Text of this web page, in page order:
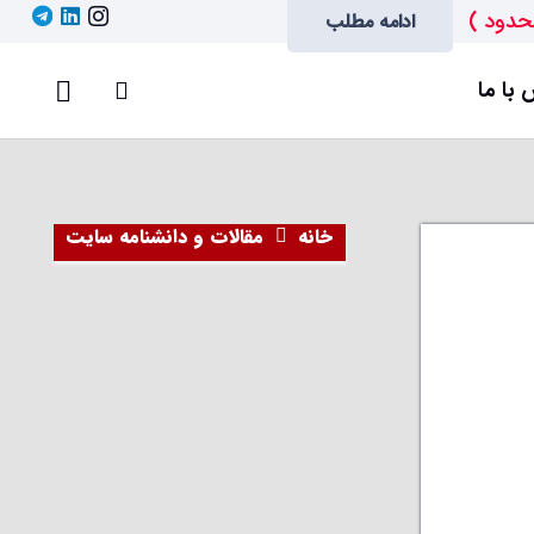
) ادامه مطلب
با ما
خانه مقالات و دانشنامه سایت